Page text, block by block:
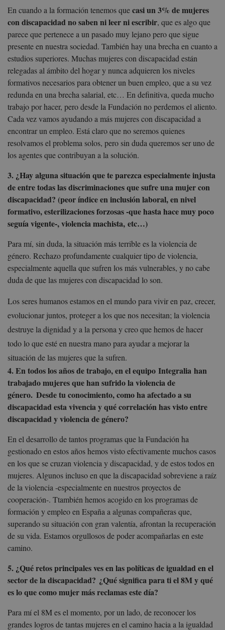
En cuando a la formación tenemos quecasi un 3% de mujeres
con discapacidad no saben ni leer ni escribir, que es algo que
parece que pertenece a un pasado muy lejano pero que sigue
presente en nuestra sociedad. También hay una brecha en cuanto a
estudios superiores. Muchas mujeres con discapacidad están
relegadas al ámbito del hogar y nunca adquieren los niveles
formativos necesarios para obtener un buen empleo, que a su vez
redunda en una brecha salarial, etc… En definitiva, queda mucho
trabajo por hacer, pero desde la Fundación no perdemos el aliento.
Cada vez vamos ayudando a más mujeres con discapacidad a
encontrar un empleo. Está claro que no seremos quienes
resolvamos el problema solos, pero sin duda queremos ser uno de
los agentes que contribuyan a la solución.
3. ¿Hay alguna situación que te parezca especialmente injusta
de entre todas las discriminaciones que sufre una mujer con
discapacidad? (peor índice en inclusión laboral, en nivel
formativo, esterilizaciones forzosas -que hasta hace muy poco
seguía vigente-, violencia machista, etc…)
Para mí, sin duda, la situación más terrible es la violencia de
género. Rechazo profundamente cualquier tipo de violencia,
especialmente aquella que sufren los más vulnerables, y no cabe
duda de que las mujeres con discapacidad lo son.
Los seres humanos estamos en el mundo para vivir en paz, crecer,
evolucionar juntos, proteger a los que nos necesitan; la violencia
destruye la dignidad y a la persona y creo que hemos de hacer
todo lo que esté en nuestra mano para ayudar a mejorar la
situación de las mujeres que la sufren.
4. En todos los años de trabajo, en el equipo Integralia han
trabajado mujeres que han sufrido la violencia de
género. Desde tu conocimiento, como ha afectado a su
discapacidad esta vivencia y qué correlación has visto entre
discapacidad y violencia de género?
En el desarrollo de tantos programas que la Fundación ha
gestionado en estos años hemos visto efectivamente muchos casos
en los que se cruzan violencia y discapacidad, y de estos todos en
mujeres. Algunos incluso en que la discapacidad sobreviene a raíz
de la violencia -especialmente en nuestros proyectos de
cooperación-. Ttambién hemos acogido en los programas de
formación y empleo en España a algunas compañeras que,
superando su situación con gran valentía, afrontan la recuperación
de su vida. Estamos orgullosos de poder acompañarlas en este
camino.
5. ¿Qué retos principales ves en las políticas de igualdad en el
sector de la discapacidad? ¿Qué significa para ti el 8M y qué
es lo que como mujer más reclamas este día?
Para mí el 8M es el momento, por un lado, de reconocer los
grandes logros de tantas mujeres en el camino hacia a la igualdad